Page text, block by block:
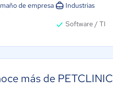
de empresa Industrias
Software / TI
más de PETCLINIC